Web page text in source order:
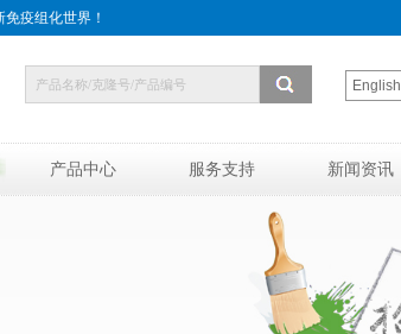
疫组化世界！
English
产品中心 服务支持 新闻资讯